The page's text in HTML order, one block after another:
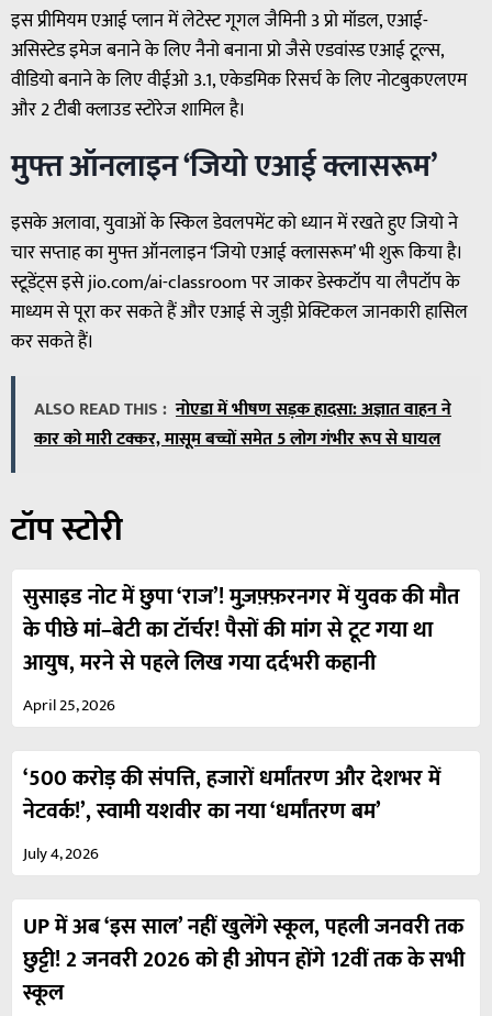
इस प्रीमियम एआई प्लान में लेटेस्ट गूगल जैमिनी 3 प्रो मॉडल, एआई-
असिस्टेड इमेज बनाने के लिए नैनो बनाना प्रो जैसे एडवांस्ड एआई टूल्स,
वीडियो बनाने के लिए वीईओ 3.1, एकेडमिक रिसर्च के लिए नोटबुकएलएम
और 2 टीबी क्लाउड स्टोरेज शामिल है।
मुफ्त ऑनलाइन ‘जियो एआई क्लासरूम’
इसके अलावा, युवाओं के स्किल डेवलपमेंट को ध्यान में रखते हुए जियो ने
चार सप्ताह का मुफ्त ऑनलाइन ‘जियो एआई क्लासरूम’ भी शुरू किया है।
स्टूडेंट्स इसे jio.com/ai-classroom पर जाकर डेस्कटॉप या लैपटॉप के
माध्यम से पूरा कर सकते हैं और एआई से जुड़ी प्रेक्टिकल जानकारी हासिल
कर सकते हैं।
ALSO READ THIS : नोएडा में भीषण सड़क हादसा: अज्ञात वाहन ने
कार को मारी टक्कर, मासूम बच्चों समेत 5 लोग गंभीर रूप से घायल
टॉप स्टोरी
सुसाइड नोट में छुपा ‘राज’! मुज़फ़्फ़रनगर में युवक की मौत
के पीछे मां–बेटी का टॉर्चर! पैसों की मांग से टूट गया था
आयुष, मरने से पहले लिख गया दर्दभरी कहानी
April 25, 2026
‘500 करोड़ की संपत्ति, हजारों धर्मांतरण और देशभर में
नेटवर्क!’, स्वामी यशवीर का नया ‘धर्मांतरण बम’
July 4, 2026
UP में अब ‘इस साल’ नहीं खुलेंगे स्कूल, पहली जनवरी तक
छुट्टी! 2 जनवरी 2026 को ही ओपन होंगे 12वीं तक के सभी
स्कूल